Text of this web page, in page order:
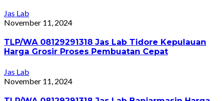
Jas Lab
November 11, 2024
TLP/WA 08129291318 Jas Lab Tidore Kepulauan
Harga Grosir Proses Pembuatan Cepat
Jas Lab
November 11, 2024